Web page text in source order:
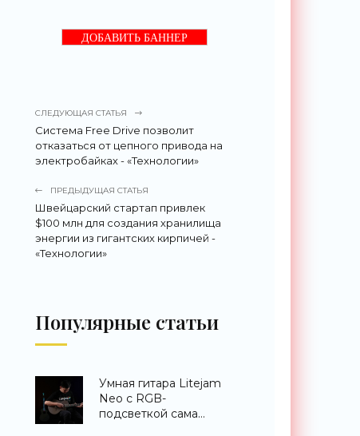
ДОБАВИТЬ БАННЕР
СЛЕДУЮЩАЯ СТАТЬЯ
Система Free Drive позволит
отказаться от цепного привода на
электробайках - «Технологии»
ПРЕДЫДУЩАЯ СТАТЬЯ
Швейцарский стартап привлек
$100 млн для создания хранилища
энергии из гигантских кирпичей -
«Технологии»
Популярные статьи
Умная гитара Litejam
Neo с RGB-
подсветкой сама